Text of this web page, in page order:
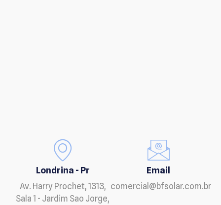
Londrina - Pr
Av. Harry Prochet, 1313,
Sala 1 - Jardim Sao Jorge,
Email
comercial@bfsolar.com.br